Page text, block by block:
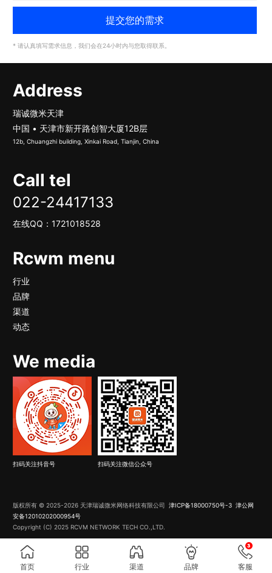
首页 行业 渠道 品牌 客服
* 请认真填写需求信息，我们会在24小时内与您取得联系。
Address
瑞诚微米天津
中国 • 天津市新开路创智大厦12B层
12b, Chuangzhi building, Xinkai Road, Tianjin, China
Call tel
022-24417133
在线QQ：1721018528
Rcwm menu
行业
品牌
渠道
动态
We media
扫码关注抖音号 扫码关注微信公众号
版权所有 © 2025-2026 天津瑞诚微米网络科技有限公司津ICP备18000750号-3 津公网
安备12010202000954号
Copyright (C) 2025 RCVM NETWORK TECH CO.,LTD.